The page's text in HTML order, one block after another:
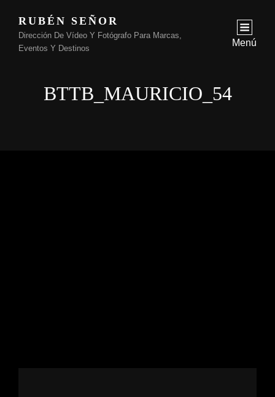
RUBÉN SEÑOR
Dirección De Vídeo Y Fotógrafo Para Marcas,
Eventos Y Destinos
Menú
BTTB_MAURICIO_54